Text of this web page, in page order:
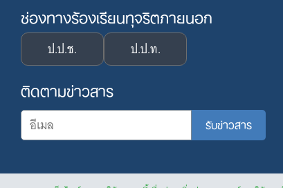
ช่องทางร้องเรียนทุจริตภายนอก
ป.ป.ช. ป.ป.ท.
ติดตามข่าวสาร